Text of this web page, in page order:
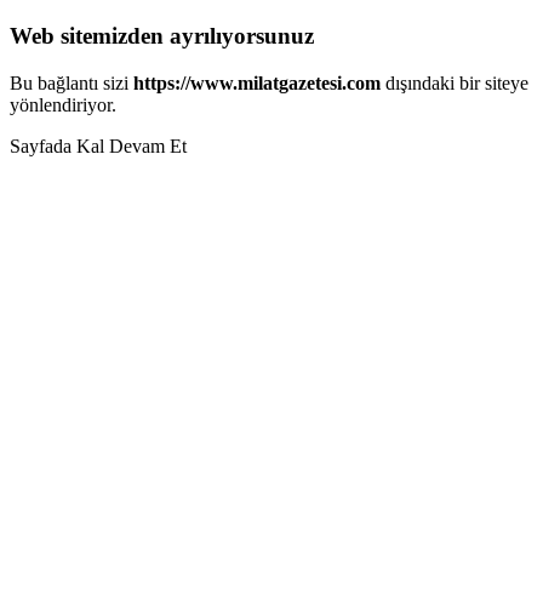
Web sitemizden ayrılıyorsunuz
Bu bağlantı sizi https://www.milatgazetesi.com dışındaki bir siteye
yönlendiriyor.
Sayfada Kal Devam Et